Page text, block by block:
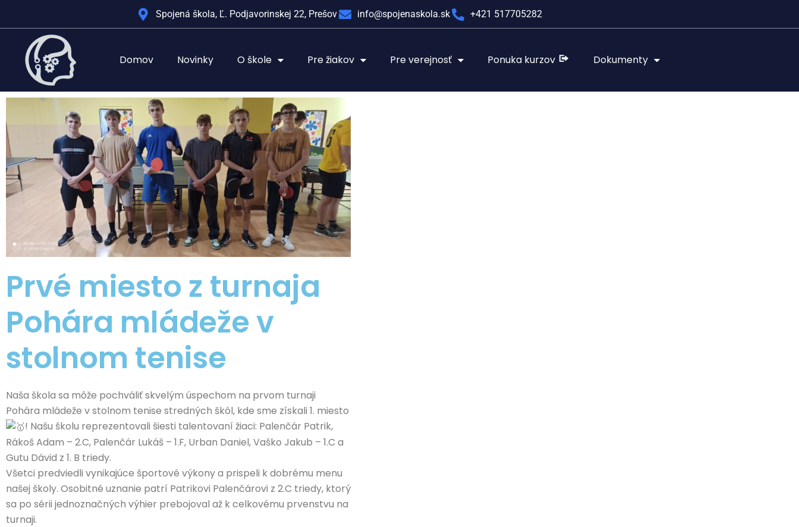
Spojená škola, Ľ. Podjavorinskej 22, Prešov info@spojenaskola.sk +421 517705282
Domov Novinky O škole Pre žiakov Pre verejnosť Ponuka kurzov Dokumenty
Prvé miesto z turnaja
Pohára mládeže v
stolnom tenise
Naša škola sa môže pochváliť skvelým úspechom na prvom turnaji
Pohára mládeže v stolnom tenise stredných škôl, kde sme získali 1. miesto
! Našu školu reprezentovali šiesti talentovaní žiaci: Palenčár Patrik,
Rákoš Adam – 2.C, Palenčár Lukáš – 1.F, Urban Daniel, Vaško Jakub – 1.C a
Gutu Dávid z 1. B triedy.
Všetci predviedli vynikajúce športové výkony a prispeli k dobrému menu
našej školy. Osobitné uznanie patrí Patrikovi Palenčárovi z 2.C triedy, ktorý
sa po sérii jednoznačných výhier prebojoval až k celkovému prvenstvu na
turnaji.